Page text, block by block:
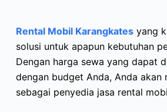
Rental Mobil Karangkatesyang
solusi untuk apapun kebutuhan
Dengan harga sewa yang dapat
dengan budget Anda, Anda akan
sebagai penyedia jasa rental